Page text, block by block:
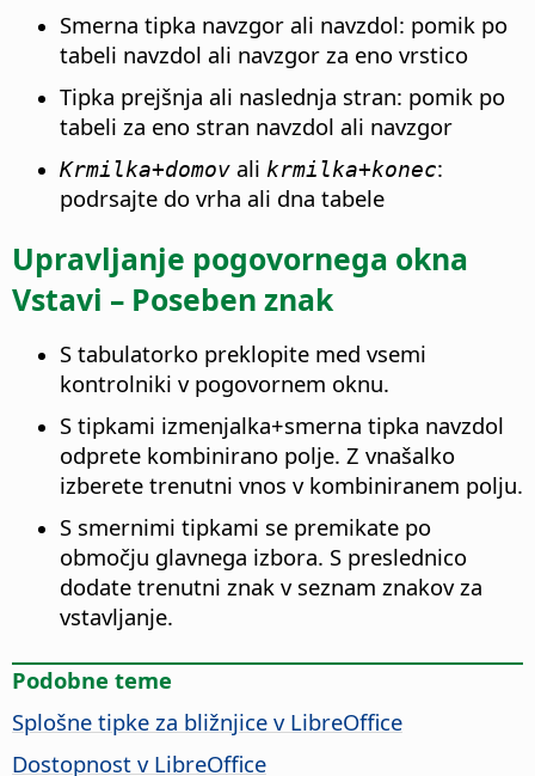
Smerna tipka navzgor ali navzdol: pomik po
tabeli navzdol ali navzgor za eno vrstico
Tipka prejšnja ali naslednja stran: pomik po
tabeli za eno stran navzdol ali navzgor
Krmilka+domov ali krmilka+konec:
podrsajte do vrha ali dna tabele
Upravljanje pogovornega okna
Vstavi – Poseben znak
S tabulatorko preklopite med vsemi
kontrolniki v pogovornem oknu.
S tipkami izmenjalka+smerna tipka navzdol
odprete kombinirano polje. Z vnašalko
izberete trenutni vnos v kombiniranem polju.
S smernimi tipkami se premikate po
območju glavnega izbora. S preslednico
dodate trenutni znak v seznam znakov za
vstavljanje.
Podobne teme
Splošne tipke za bližnjice v LibreOffice
Dostopnost v LibreOffice